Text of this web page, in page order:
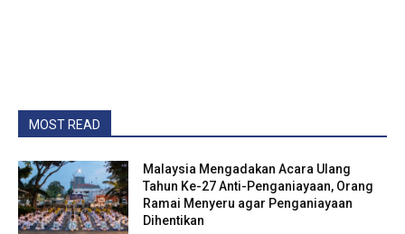
MOST READ
Malaysia Mengadakan Acara Ulang
Tahun Ke-27 Anti-Penganiayaan, Orang
Ramai Menyeru agar Penganiayaan
Dihentikan